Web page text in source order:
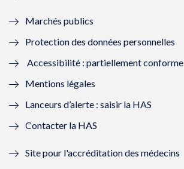
n
ê
t
r
e
)
n
ê
r
)
ê
t
e
ê
)
Marchés publics
Protection des données personnelles
Accessibilité : partiellement conforme
Mentions légales
Lanceurs d’alerte : saisir la HAS
Contacter la HAS
Site pour l'accréditation des médecins